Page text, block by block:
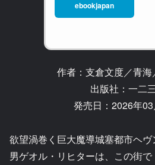
ebookjapan
作者：支倉文度／青
出版社：一二
発売日：2026年
欲望渦巻く巨大魔導城塞都市ヘ
男ゲオル・リヒターは、この街